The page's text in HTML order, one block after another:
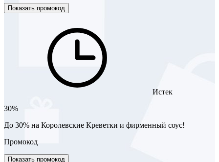
Показать промокод
Истек
30%
До 30% на Королевские Креветки и фирменный соус!
Промокод
Показать промокод